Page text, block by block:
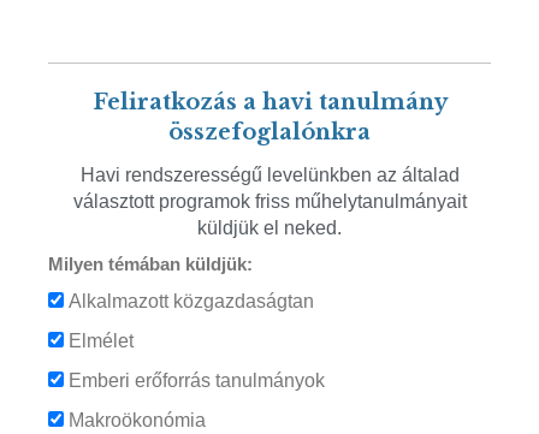
Feliratkozás a havi tanulmány
összefoglalónkra
Havi rendszerességű levelünkben az általad
választott programok friss műhelytanulmányait
küldjük el neked.
Milyen témában küldjük:
Alkalmazott közgazdaságtan
Elmélet
Emberi erőforrás tanulmányok
Makroökonómia